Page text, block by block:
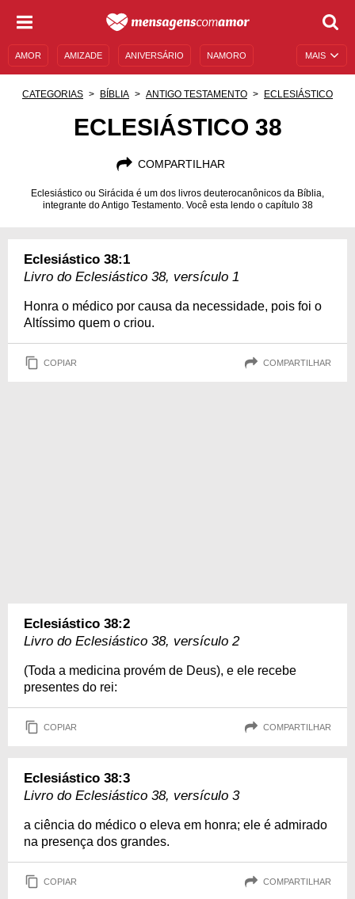
MAIS
AMOR AMIZADE ANIVERSÁRIO NAMORO
AUTOAJUDA
CATEGORIAS BÍBLIA ANTIGO TESTAMENTO ECLESIÁSTICO
ECLESIÁSTICO 38
COMPARTILHAR
Eclesiástico ou Sirácida é um dos livros deuterocanônicos da Bíblia,
integrante do Antigo Testamento. Você esta lendo o capítulo 38
Eclesiástico 38:1
Livro do Eclesiástico 38, versículo 1
Honra o médico por causa da necessidade, pois foi o
Altíssimo quem o criou.
COPIAR COMPARTILHAR
Eclesiástico 38:2
Livro do Eclesiástico 38, versículo 2
(Toda a medicina provém de Deus), e ele recebe
presentes do rei:
COPIAR COMPARTILHAR
Eclesiástico 38:3
Livro do Eclesiástico 38, versículo 3
a ciência do médico o eleva em honra; ele é admirado
na presença dos grandes.
COPIAR COMPARTILHAR